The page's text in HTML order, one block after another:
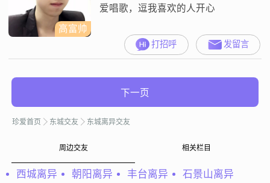
真诚的
高富帅
爱唱歌，逗我喜欢的人开心
打招呼 发留言
下一页
珍爱首页 东城交友 东城离异交友
周边交友 相关栏目
西城离异 朝阳离异 丰台离异 石景山离异